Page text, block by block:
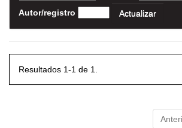
Autor/registro
Resultados 1-1 de 1.